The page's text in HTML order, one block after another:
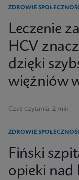
ZDROWIE
Leczenie
HCV
dzięki
więźniów
Czas czytania: 2 min
ZDROWIE
Fiński
opieki nad